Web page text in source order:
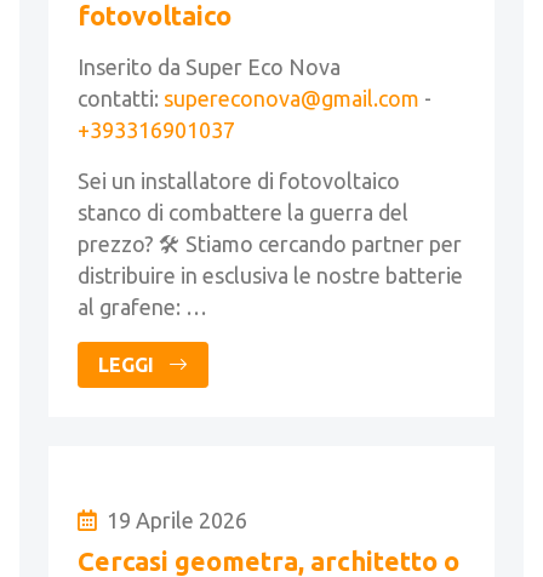
fotovoltaico
Inserito da Super Eco Nova
contatti: supereconova@gmail.com -
+393316901037
Sei un installatore di fotovoltaico
stanco di combattere la guerra del
prezzo? 🛠️ Stiamo cercando partner per
distribuire in esclusiva le nostre batterie
al grafene: …
LEGGI
19 Aprile 2026
Cercasi geometra, architetto o